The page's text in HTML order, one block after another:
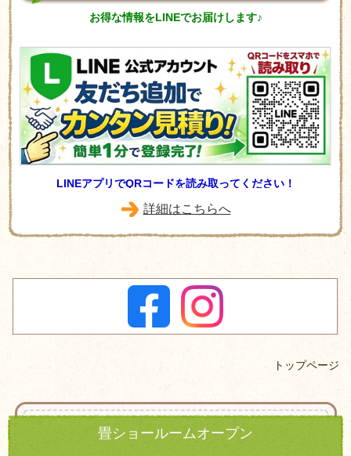
お得な情報をLINEでお届けします♪
LINEアプリでQRコードを読み取ってください！
詳細はこちらへ
トップページ
畳ショールームオープン